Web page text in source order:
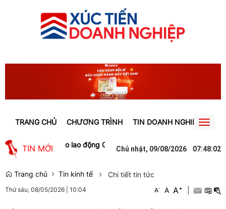
TRANG CHỦ CHƯƠNG TRÌNH TIN DOANH NGHIỆP Toggle
TIN MỚI
việc làm cho lao động Gia Lai Người phụ nữ ở Hưng Yên suýt
Chủ nhật, 09/08/2026 07:48:02
Trang chủ Tin kinh tế Chi tiết tin tức
Thứ sáu, 08/05/2026 10:04 A- A A+